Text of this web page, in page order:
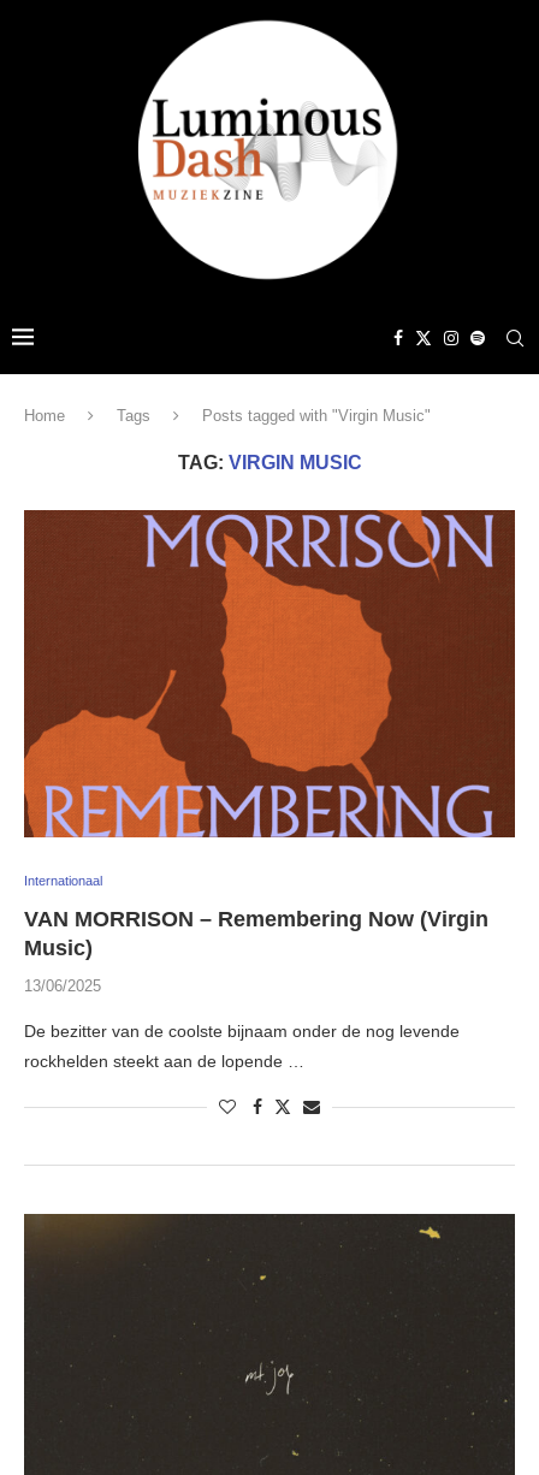
Home Tags Posts tagged with "Virgin Music"
TAG: VIRGIN MUSIC
Internationaal
VAN MORRISON – Remembering Now (Virgin
Music)
13/06/2025
De bezitter van de coolste bijnaam onder de nog levende
rockhelden steekt aan de lopende …